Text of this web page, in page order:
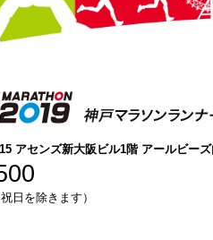
アセンズ新大阪ビル1階 アールビー
日を除きます）